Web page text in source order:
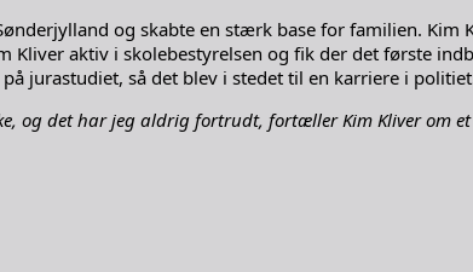
og skabte en stærk base for familien. Kim
Kliver aktiv i skolebestyrelsen og fik der det første
jurastudiet, så det blev i stedet til en karriere i
og det har jeg aldrig fortrudt, fortæller Kim Kliver om